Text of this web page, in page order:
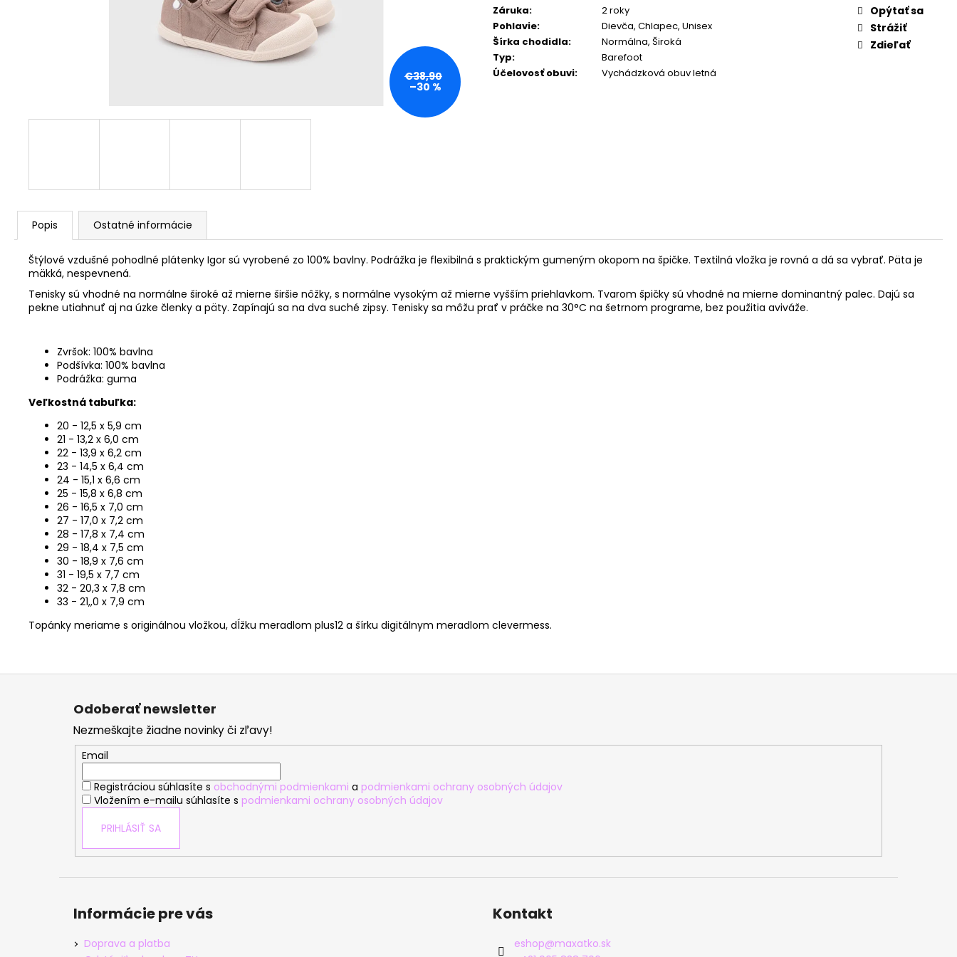
Záruka:
2 roky
Pohlavie:
Dievča, Chlapec, Unisex
Šírka chodidla:
Normálna, Široká
Typ:
Barefoot
Účelovosť obuvi: Vychádzková obuv letná
Opýtať sa
Strážiť
Zdieľať
€38,90
–30 %
Popis Ostatné informácie
Štýlové vzdušné pohodlné plátenky Igor sú vyrobené zo 100% bavlny. Podrážka je flexibilná s praktickým gumeným okopom na špičke. Textilná vložka je rovná a dá sa vybrať. Päta je
mäkká, nespevnená.
Tenisky sú vhodné na normálne široké až mierne širšie nôžky, s normálne vysokým až mierne vyšším priehlavkom. Tvarom špičky sú vhodné na mierne dominantný palec. Dajú sa
pekne utiahnuť aj na úzke členky a päty. Zapínajú sa na dva suché zipsy. Tenisky sa môžu prať v práčke na 30°C na šetrnom programe, bez použitia aviváže.
Zvršok: 100% bavlna
Podšívka: 100% bavlna
Podrážka: guma
Veľkostná tabuľka:
20 - 12,5 x 5,9 cm
21 - 13,2 x 6,0 cm
22 - 13,9 x 6,2 cm
23 - 14,5 x 6,4 cm
24 - 15,1 x 6,6 cm
25 - 15,8 x 6,8 cm
26 - 16,5 x 7,0 cm
27 - 17,0 x 7,2 cm
28 - 17,8 x 7,4 cm
29 - 18,4 x 7,5 cm
30 - 18,9 x 7,6 cm
31 - 19,5 x 7,7 cm
32 - 20,3 x 7,8 cm
33 - 21,,0 x 7,9 cm
Topánky meriame s originálnou vložkou, dĺžku meradlom plus12 a šírku digitálnym meradlom clevermess.
Z
Odoberať newsletter
Nezmeškajte žiadne novinky či zľavy!
Email
Registráciou súhlasíte s obchodnými podmienkami a podmienkami ochrany osobných údajov
Vložením e-mailu súhlasíte s podmienkami ochrany osobných údajov
PRIHLÁSIŤ SA
Informácie pre vás
Doprava a platba
Kontakt
eshop@maxatko.sk